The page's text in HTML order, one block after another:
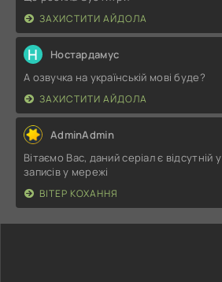
ЗАХИСТИТИ АЙДОЛА
Н Ностардамус
А озвучка на українській мові буде?
ЗАХИСТИТИ АЙДОЛА
AdminAdmin
Вітаємо Вас, даний серіал є відсутній
записів у мережі
ВІТЕР КОХАННЯ